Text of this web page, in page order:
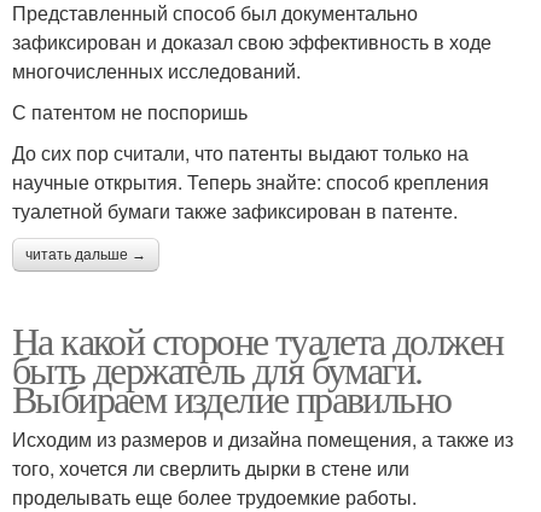
Представленный способ был документально
зафиксирован и доказал свою эффективность в ходе
многочисленных исследований.
С патентом не поспоришь
До сих пор считали, что патенты выдают только на
научные открытия. Теперь знайте: способ крепления
туалетной бумаги также зафиксирован в патенте.
читать дальше →
На какой стороне туалета должен
быть держатель для бумаги.
Выбираем изделие правильно
Исходим из размеров и дизайна помещения, а также из
того, хочется ли сверлить дырки в стене или
проделывать еще более трудоемкие работы.